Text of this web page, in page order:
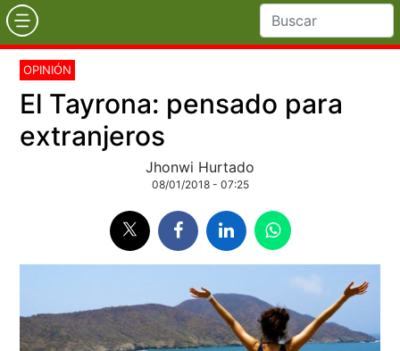
OPINIÓN
El Tayrona: pensado para
extranjeros
Jhonwi Hurtado
08/01/2018 - 07:25